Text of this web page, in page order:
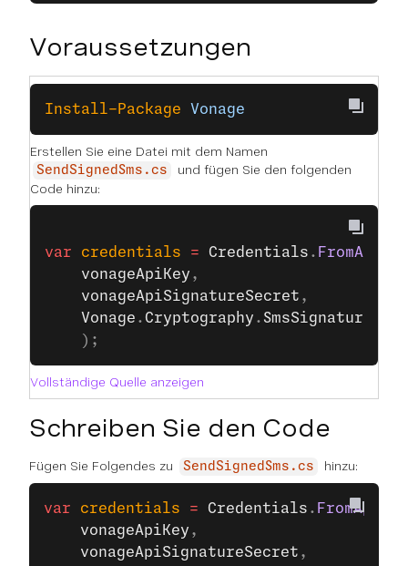
Voraussetzungen
Install-Package Vonage
Erstellen Sie eine Datei mit dem Namen
SendSignedSms.cs
und fügen Sie den folgenden
Code hinzu:
var credentials = Credentials .
    vonageApiKey
,
    vonageApiSignatureSecret
,
    Vonage
. Cryptography .
    );
Vollständige Quelle anzeigen
Schreiben Sie den Code
Fügen Sie Folgendes zu SendSignedSms.cs hinzu:
var credentials = Credentials .
    vonageApiKey
,
    vonageApiSignatureSecret
,